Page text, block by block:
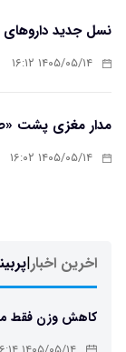
نسل جدید
۱۴۰۵/۰۵/۱۴ ۱۶:۱۲
مدار مغزی پشت
۱۴۰۵/۰۵/۱۴ ۱۶:۰۲
اخرین اخبار|
کاهش وزن فقط
نگه دارد